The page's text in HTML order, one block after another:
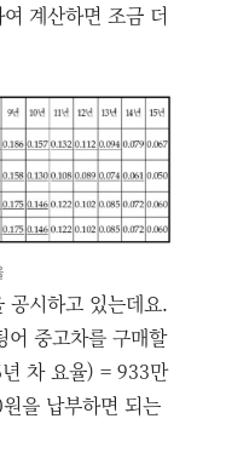
계산하면 조금 더
공시하고 있는데요.
어 중고차를 구매할
차 요율) = 933만
을 납부하면 되는